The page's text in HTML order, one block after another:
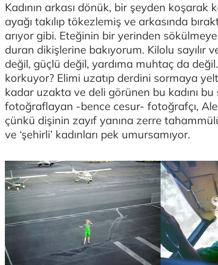
Kadının arkası dönük, bir şeyden koşarak
ayağı takılıp tökezlemiş ve arkasında
arıyor gibi. Eteğinin bir yerinden
duran dikişlerine bakıyorum. Kilolu sayılır
değil, güçlü değil, yardıma muhtaç da
korkuyor? Elimi uzatıp derdini sormaya
kadar uzakta ve deli görünen bu kadını bu
fotoğraflayan -bence cesur- fotoğrafçı,
çünkü dişinin zayıf yanına zerre
ve ‘şehirli’ kadınları pek umursamıyor.